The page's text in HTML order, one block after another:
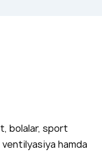
bolalar, sport
hamda